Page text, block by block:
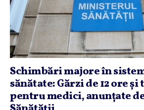
Schimbări majore în
sănătate: Gărzi de 12 ore
pentru medici, anunţate